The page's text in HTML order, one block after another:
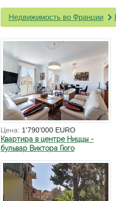
Недвижимость во Франции
Цена: 1'790'000 EURO
Квартира в центре Ниццы -
бульвар Виктора Гюго